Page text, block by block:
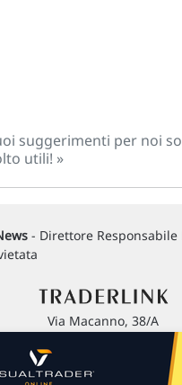
suggerimenti per noi
utili! »
- Direttore Responsabile
Via Macanno, 38/A
P.IVA 02 452 460 401